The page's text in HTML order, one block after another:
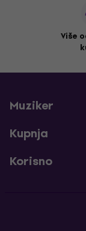
Više
Muziker
Kupnja
Korisno